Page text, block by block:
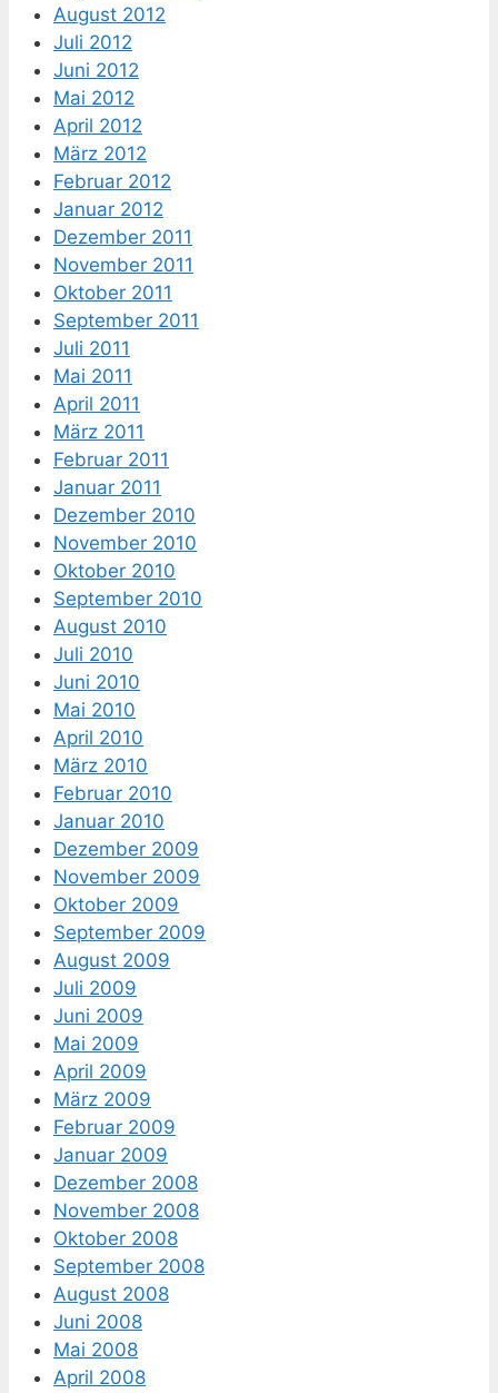
August 2012
Juli 2012
Juni 2012
Mai 2012
April 2012
März 2012
Februar 2012
Januar 2012
Dezember 2011
November 2011
Oktober 2011
September 2011
Juli 2011
Mai 2011
April 2011
März 2011
Februar 2011
Januar 2011
Dezember 2010
November 2010
Oktober 2010
September 2010
August 2010
Juli 2010
Juni 2010
Mai 2010
April 2010
März 2010
Februar 2010
Januar 2010
Dezember 2009
November 2009
Oktober 2009
September 2009
August 2009
Juli 2009
Juni 2009
Mai 2009
April 2009
März 2009
Februar 2009
Januar 2009
Dezember 2008
November 2008
Oktober 2008
September 2008
August 2008
Juni 2008
Mai 2008
April 2008